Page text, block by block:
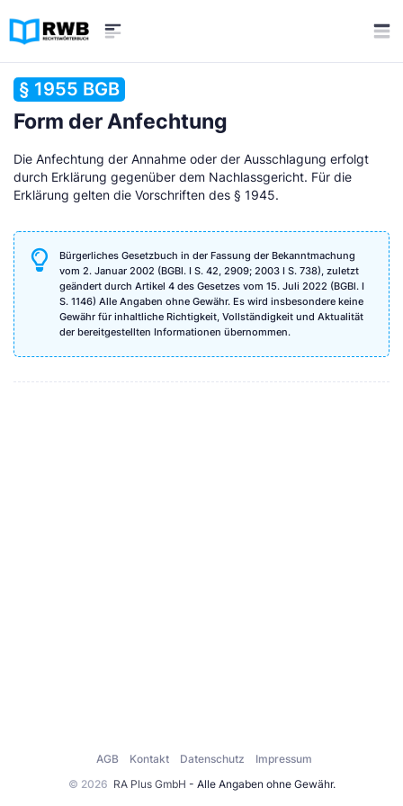
§ 1955 BGB
Form der Anfechtung
Die Anfechtung der Annahme oder der Ausschlagung erfolgt
durch Erklärung gegenüber dem Nachlassgericht. Für die
Erklärung gelten die Vorschriften des § 1945.
Bürgerliches Gesetzbuch in der Fassung der Bekanntmachung
vom 2. Januar 2002 (BGBl. I S. 42, 2909; 2003 I S. 738), zuletzt
geändert durch Artikel 4 des Gesetzes vom 15. Juli 2022 (BGBl. I
S. 1146) Alle Angaben ohne Gewähr. Es wird insbesondere keine
Gewähr für inhaltliche Richtigkeit, Vollständigkeit und Aktualität
der bereitgestellten Informationen übernommen.
© 2026 RA Plus GmbH - Alle Angaben ohne Gewähr.
AGB Kontakt Datenschutz Impressum